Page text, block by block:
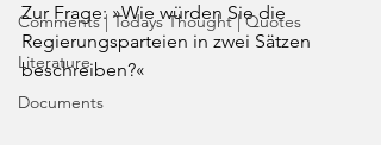
Comments | Todays Thought | Quotes
Literature
Documents
Zur Frage: »Wie würden Sie die
Regierungsparteien in zwei Sätzen
beschreiben?«